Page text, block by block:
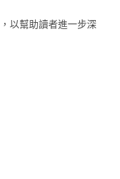
以幫助讀者進一步深